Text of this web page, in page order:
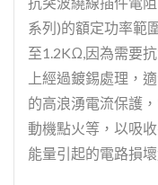
系列)的額定功率範
至1.2KΩ,因為需要
上經過鍍錫處理，
的高浪湧電流保護
動機點火等，以吸
能量引起的電路損壞